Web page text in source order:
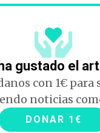
gustado el
con 1€ para
noticias
DONAR 1€